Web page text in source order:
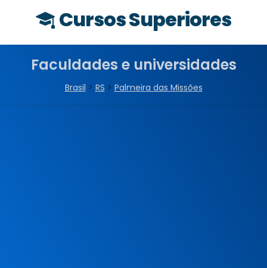
Cursos Superiores
Faculdades e universidades
Brasil > RS > Palmeira das Missões